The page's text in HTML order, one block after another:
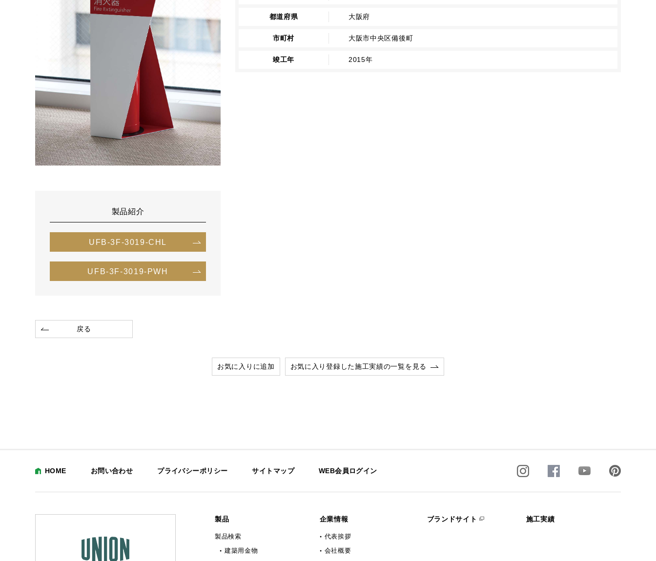
製品紹介
UFB-3F-3019-CHL
UFB-3F-3019-PWH
都道府県 大阪府
市町村 大阪市中央区備後町
竣工年 2015年
戻る
お気に入りに追加 お気に入り登録した施工実績の一覧を見る
HOME お問い合わせ プライバシーポリシー サイトマップ WEB会員ログイン
製品
製品検索
建築用金物
企業情報
代表挨拶
会社概要
ブランドサイト 施工実績